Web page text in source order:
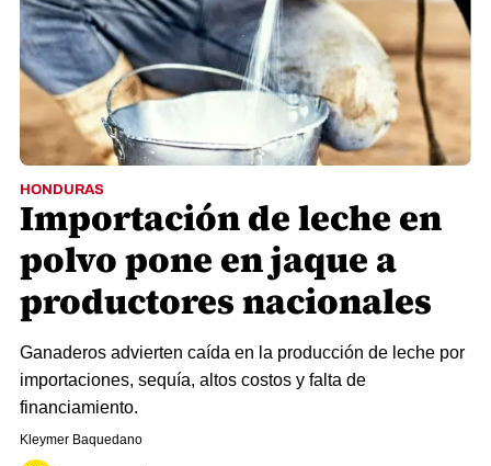
HONDURAS
Importación de leche en
polvo pone en jaque a
productores nacionales
Ganaderos advierten caída en la producción de leche por
importaciones, sequía, altos costos y falta de
financiamiento.
Kleymer Baquedano